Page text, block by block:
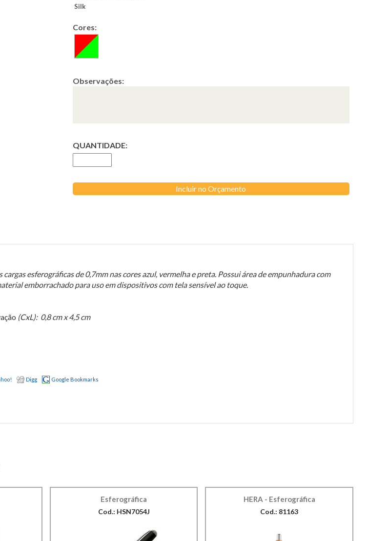
Silk
Cores:
Observações:
QUANTIDADE:
Incluir no Orçamento
cargas esferográficas de 0,7mm nas cores azul, vermelha e preta. Possui área de empunhadura com
emborrachado para uso em dispositivos com tela sensível ao toque.
(CxL): 0,8 cm x 4,5 cm
Digg Google Bookmarks
Esferográfica
Cod.: HSN7054J
HERA - Esferográfica
Cod.: 81163